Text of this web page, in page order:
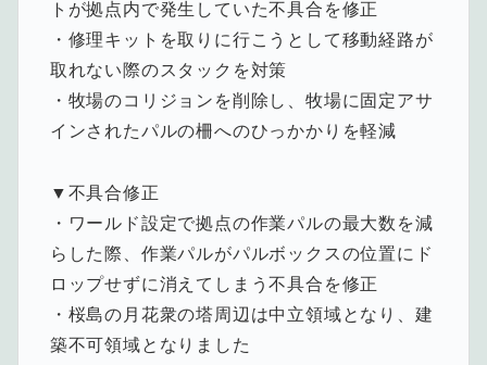
トが拠点内で発生していた不具合を修正
・修理キットを取りに行こうとして移動経路が
取れない際のスタックを対策
・牧場のコリジョンを削除し、牧場に固定アサ
インされたパルの柵へのひっかかりを軽減
▼不具合修正
・ワールド設定で拠点の作業パルの最大数を減
らした際、作業パルがパルボックスの位置にド
ロップせずに消えてしまう不具合を修正
・桜島の月花衆の塔周辺は中立領域となり、建
築不可領域となりました